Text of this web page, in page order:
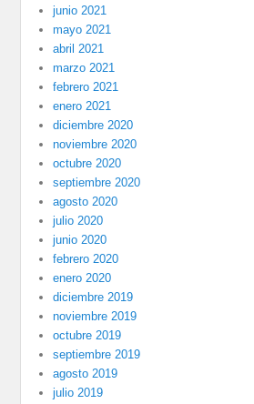
junio 2021
mayo 2021
abril 2021
marzo 2021
febrero 2021
enero 2021
diciembre 2020
noviembre 2020
octubre 2020
septiembre 2020
agosto 2020
julio 2020
junio 2020
febrero 2020
enero 2020
diciembre 2019
noviembre 2019
octubre 2019
septiembre 2019
agosto 2019
julio 2019